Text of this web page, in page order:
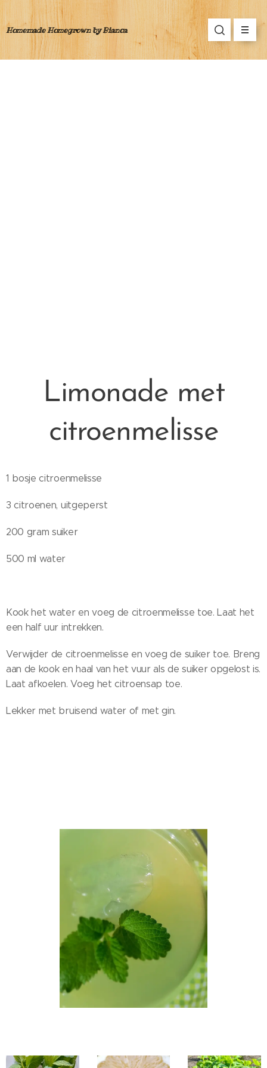
Homemade Homegrown by Bianca
Limonade met
citroenmelisse
1 bosje citroenmelisse
3 citroenen, uitgeperst
200 gram suiker
500 ml water
Kook het water en voeg de citroenmelisse toe. Laat het
een half uur intrekken.
Verwijder de citroenmelisse en voeg de suiker toe. Breng
aan de kook en haal van het vuur als de suiker opgelost is.
Laat afkoelen. Voeg het citroensap toe.
Lekker met bruisend water of met gin.